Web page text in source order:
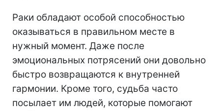
Раки обладают особой способностью
оказываться в правильном месте в
нужный момент. Даже после
эмоциональных потрясений они довольно
быстро возвращаются к внутренней
гармонии. Кроме того, судьба часто
посылает им людей, которые помогают